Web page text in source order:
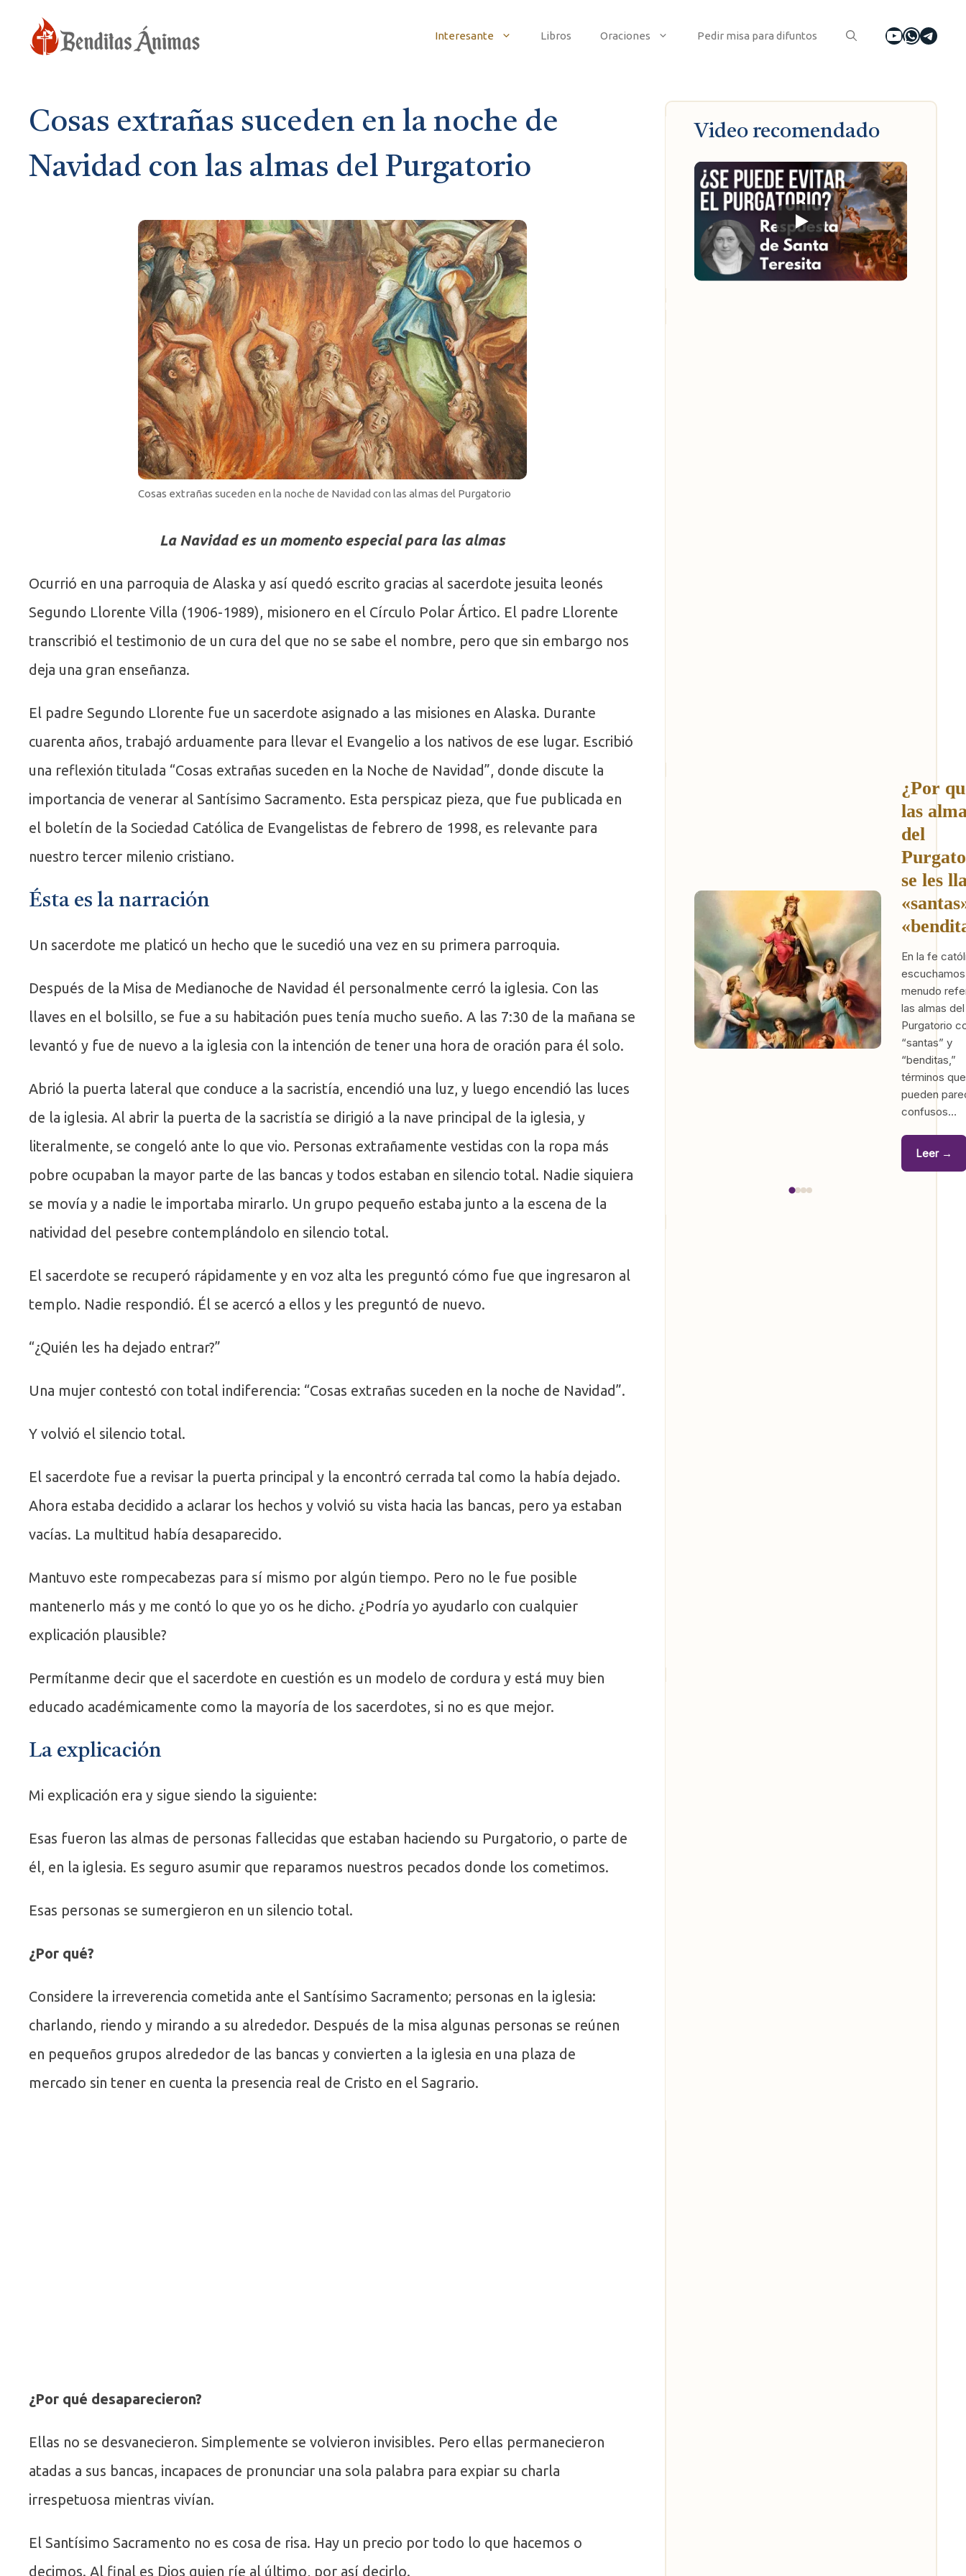
Interesante Libros Oraciones Pedir misa para difuntos YouTube
Cosas extrañas suceden en la noche de
Navidad con las almas del Purgatorio
Cosas extrañas suceden en la noche de Navidad con las almas del Purgatorio
La Navidad es un momento especial para las almas
Ocurrió en una parroquia de Alaska y así quedó escrito gracias al sacerdote jesuita leonés
Segundo Llorente Villa (1906-1989), misionero en el Círculo Polar Ártico. El padre Llorente
transcribió el testimonio de un cura del que no se sabe el nombre, pero que sin embargo nos
deja una gran enseñanza.
El padre Segundo Llorente fue un sacerdote asignado a las misiones en Alaska. Durante
cuarenta años, trabajó arduamente para llevar el Evangelio a los nativos de ese lugar. Escribió
una reflexión titulada “Cosas extrañas suceden en la Noche de Navidad”, donde discute la
importancia de venerar al Santísimo Sacramento. Esta perspicaz pieza, que fue publicada en
el boletín de la Sociedad Católica de Evangelistas de febrero de 1998, es relevante para
nuestro tercer milenio cristiano.
Ésta es la narración
Un sacerdote me platicó un hecho que le sucedió una vez en su primera parroquia.
Después de la Misa de Medianoche de Navidad él personalmente cerró la iglesia. Con las
llaves en el bolsillo, se fue a su habitación pues tenía mucho sueño. A las 7:30 de la mañana se
levantó y fue de nuevo a la iglesia con la intención de tener una hora de oración para él solo.
Abrió la puerta lateral que conduce a la sacristía, encendió una luz, y luego encendió las luces
de la iglesia. Al abrir la puerta de la sacristía se dirigió a la nave principal de la iglesia, y
literalmente, se congeló ante lo que vio. Personas extrañamente vestidas con la ropa más
pobre ocupaban la mayor parte de las bancas y todos estaban en silencio total. Nadie siquiera
se movía y a nadie le importaba mirarlo. Un grupo pequeño estaba junto a la escena de la
natividad del pesebre contemplándolo en silencio total.
El sacerdote se recuperó rápidamente y en voz alta les preguntó cómo fue que ingresaron al
templo. Nadie respondió. Él se acercó a ellos y les preguntó de nuevo.
“¿Quién les ha dejado entrar?”
Una mujer contestó con total indiferencia: “Cosas extrañas suceden en la noche de Navidad”.
Y volvió el silencio total.
El sacerdote fue a revisar la puerta principal y la encontró cerrada tal como la había dejado.
Ahora estaba decidido a aclarar los hechos y volvió su vista hacia las bancas, pero ya estaban
vacías. La multitud había desaparecido.
Mantuvo este rompecabezas para sí mismo por algún tiempo. Pero no le fue posible
mantenerlo más y me contó lo que yo os he dicho. ¿Podría yo ayudarlo con cualquier
explicación plausible?
Permítanme decir que el sacerdote en cuestión es un modelo de cordura y está muy bien
educado académicamente como la mayoría de los sacerdotes, si no es que mejor.
La explicación
Mi explicación era y sigue siendo la siguiente:
Esas fueron las almas de personas fallecidas que estaban haciendo su Purgatorio, o parte de
él, en la iglesia. Es seguro asumir que reparamos nuestros pecados donde los cometimos.
Esas personas se sumergieron en un silencio total.
¿Por qué?
Considere la irreverencia cometida ante el Santísimo Sacramento; personas en la iglesia:
charlando, riendo y mirando a su alrededor. Después de la misa algunas personas se reúnen
en pequeños grupos alrededor de las bancas y convierten a la iglesia en una plaza de
mercado sin tener en cuenta la presencia real de Cristo en el Sagrario.
¿Por qué desaparecieron?
Ellas no se desvanecieron. Simplemente se volvieron invisibles. Pero ellas permanecieron
atadas a sus bancas, incapaces de pronunciar una sola palabra para expiar su charla
irrespetuosa mientras vivían.
El Santísimo Sacramento no es cosa de risa. Hay un precio por todo lo que hacemos o
decimos. Al final es Dios quien ríe al último, por así decirlo.
Video recomendado
¿Por
las
del
se les
En la fe
menudo
las almas del
Purgatorio
“santas” y
“benditas,”
términos que
pueden
confusos…
Leer →